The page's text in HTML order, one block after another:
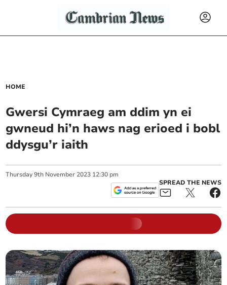
HOME
Gwersi Cymraeg am ddim yn ei
gwneud hi’n haws nag erioed i bobl
ddysgu’r iaith
Thursday 9th November 2023 12:30 pm
SPREAD THE NEWS